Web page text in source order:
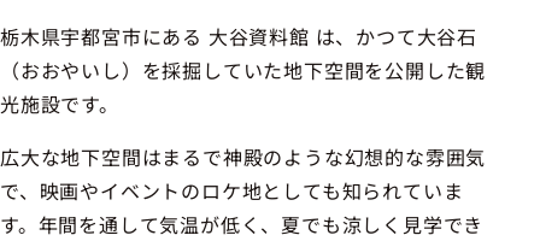
栃木県宇都宮市にある 大谷資料館 は、かつて大谷石
（おおやいし）を採掘していた地下空間を公開した観
光施設です。
広大な地下空間はまるで神殿のような幻想的な雰囲気
で、映画やイベントのロケ地としても知られていま
す。年間を通して気温が低く、夏でも涼しく見学でき